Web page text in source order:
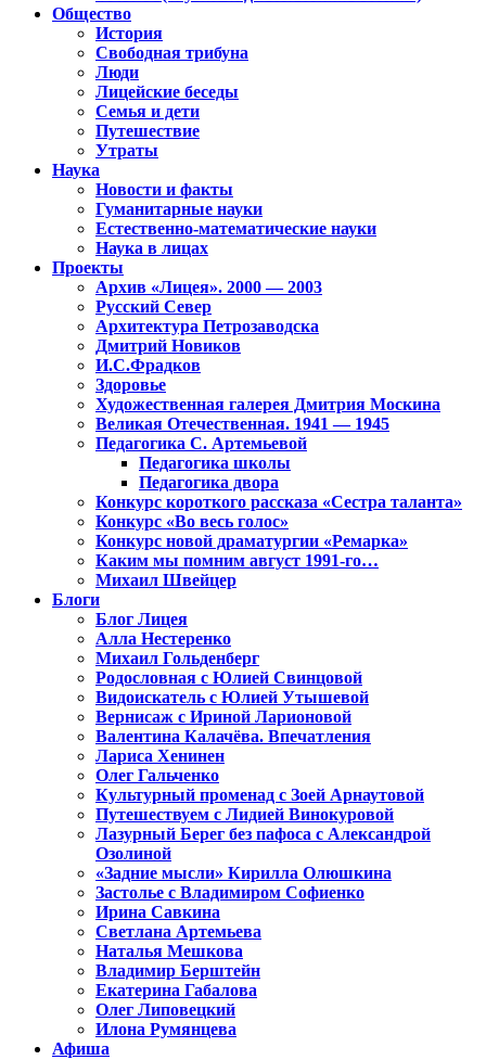
Общество
История
Свободная трибуна
Люди
Лицейские беседы
Семья и дети
Путешествие
Утраты
Наука
Новости и факты
Гуманитарные науки
Естественно-математические науки
Наука в лицах
Проекты
Архив «Лицея». 2000 — 2003
Русский Север
Архитектура Петрозаводска
Дмитрий Новиков
И.С.Фрадков
Здоровье
Художественная галерея Дмитрия Москина
Великая Отечественная. 1941 — 1945
Педагогика С. Артемьевой
Педагогика школы
Педагогика двора
Конкурс короткого рассказа «Сестра таланта»
Конкурс «Во весь голос»
Конкурс новой драматургии «Ремарка»
Каким мы помним август 1991-го…
Михаил Швейцер
Блоги
Блог Лицея
Алла Нестеренко
Михаил Гольденберг
Родословная с Юлией Свинцовой
Видоискатель с Юлией Утышевой
Вернисаж с Ириной Ларионовой
Валентина Калачёва. Впечатления
Лариса Хенинен
Олег Гальченко
Культурный променад с Зоей Арнаутовой
Путешествуем с Лидией Винокуровой
Лазурный Берег без пафоса с Александрой
Озолиной
«Задние мысли» Кирилла Олюшкина
Застолье с Владимиром Софиенко
Ирина Савкина
Светлана Артемьева
Наталья Мешкова
Владимир Берштейн
Екатерина Габалова
Олег Липовецкий
Илона Румянцева
Афиша